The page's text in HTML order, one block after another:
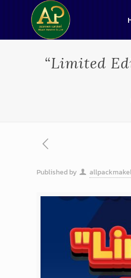
“Limited
Published by